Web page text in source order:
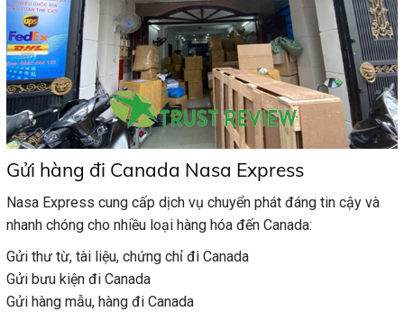
Gửi hàng đi Canada Nasa Express
Nasa Express cung cấp dịch vụ chuyển phát đáng tin cậy và
nhanh chóng cho nhiều loại hàng hóa đến Canada:
Gửi thư từ, tài liệu, chứng chỉ đi Canada
Gửi bưu kiện đi Canada
Gửi hàng mẫu, hàng đi Canada